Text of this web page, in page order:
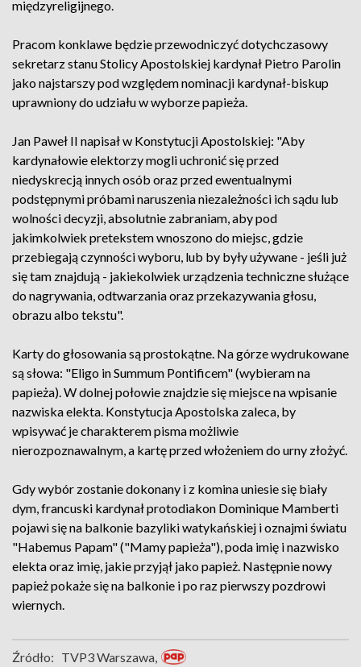
międzyreligijnego.
Pracom konklawe będzie przewodniczyć dotychczasowy
sekretarz stanu Stolicy Apostolskiej kardynał Pietro Parolin
jako najstarszy pod względem nominacji kardynał-biskup
uprawniony do udziału w wyborze papieża.
Jan Paweł II napisał w Konstytucji Apostolskiej: "Aby
kardynałowie elektorzy mogli uchronić się przed
niedyskrecją innych osób oraz przed ewentualnymi
podstępnymi próbami naruszenia niezależności ich sądu lub
wolności decyzji, absolutnie zabraniam, aby pod
jakimkolwiek pretekstem wnoszono do miejsc, gdzie
przebiegają czynności wyboru, lub by były używane - jeśli już
się tam znajdują - jakiekolwiek urządzenia techniczne służące
do nagrywania, odtwarzania oraz przekazywania głosu,
obrazu albo tekstu".
Karty do głosowania są prostokątne. Na górze wydrukowane
są słowa: "Eligo in Summum Pontificem" (wybieram na
papieża). W dolnej połowie znajdzie się miejsce na wpisanie
nazwiska elekta. Konstytucja Apostolska zaleca, by
wpisywać je charakterem pisma możliwie
nierozpoznawalnym, a kartę przed włożeniem do urny złożyć.
Gdy wybór zostanie dokonany i z komina uniesie się biały
dym, francuski kardynał protodiakon Dominique Mamberti
pojawi się na balkonie bazyliki watykańskiej i oznajmi światu
"Habemus Papam" ("Mamy papieża"), poda imię i nazwisko
elekta oraz imię, jakie przyjął jako papież. Następnie nowy
papież pokaże się na balkonie i po raz pierwszy pozdrowi
wiernych.
Źródło: TVP3 Warszawa,